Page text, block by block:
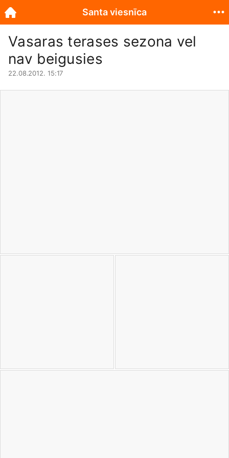
Vasaras terases sezona vel
nav beigusies
22.08.2012. 15:17
Santa viesnīca